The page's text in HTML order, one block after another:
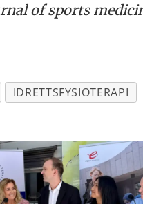
of sports
IDRETTSFYSIOTERAPI